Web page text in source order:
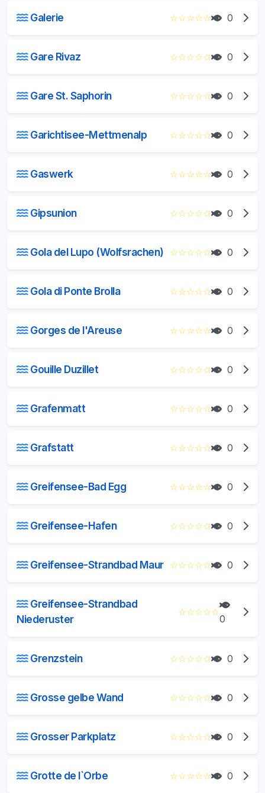
Galerie ☆☆☆☆☆ 0
Gare Rivaz ☆☆☆☆☆ 0
Gare St. Saphorin ☆☆☆☆☆ 0
Garichtisee-Mettmenalp ☆☆☆☆☆ 0
Gaswerk ☆☆☆☆☆ 0
Gipsunion ☆☆☆☆☆ 0
Gola del Lupo (Wolfsrachen) ☆☆☆☆☆ 0
Gola di Ponte Brolla ☆☆☆☆☆ 0
Gorges de l'Areuse ☆☆☆☆☆ 0
Gouille Duzillet ☆☆☆☆☆ 0
Grafenmatt ☆☆☆☆☆ 0
Grafstatt ☆☆☆☆☆ 0
Greifensee-Bad Egg ☆☆☆☆☆ 0
Greifensee-Hafen ☆☆☆☆☆ 0
Greifensee-Strandbad Maur ☆☆☆☆☆ 0
Greifensee-Strandbad
Niederuster
☆☆☆☆☆
0
Grenzstein ☆☆☆☆☆ 0
Grosse gelbe Wand ☆☆☆☆☆ 0
Grosser Parkplatz ☆☆☆☆☆ 0
Grotte de l`Orbe ☆☆☆☆☆ 0